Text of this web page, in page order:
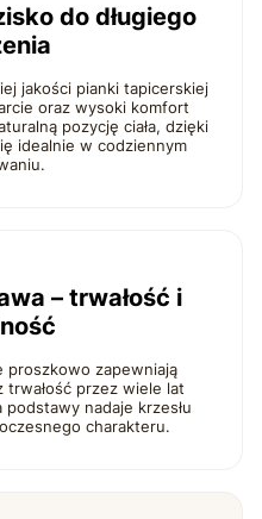
do długiego
jakości pianki tapicerskiej
oraz wysoki komfort
pozycję ciała, dzięki
idealnie w codziennym
– trwałość i
proszkowo zapewniają
przez wiele lat
podstawy nadaje krzesłu
charakteru.